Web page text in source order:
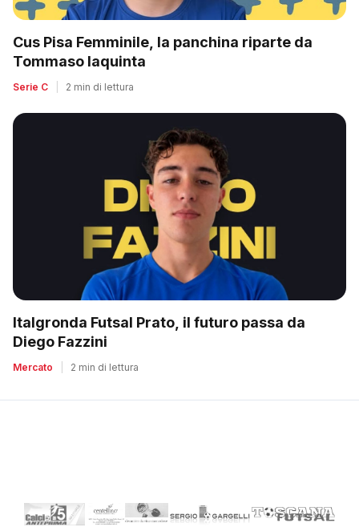
Cus Pisa Femminile, la panchina riparte da
Tommaso Iaquinta
Serie C 2 min di lettura
Italgronda Futsal Prato, il futuro passa da
Diego Fazzini
Mercato 2 min di lettura